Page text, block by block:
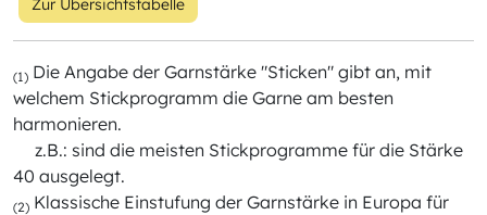
Zur Übersichtstabelle
(1) Die Angabe der Garnstärke "Sticken" gibt an, mit
welchem Stickprogramm die Garne am besten
harmonieren.
z.B.: sind die meisten Stickprogramme für die Stärke
40 ausgelegt.
(2) Klassische Einstufung der Garnstärke in Europa für